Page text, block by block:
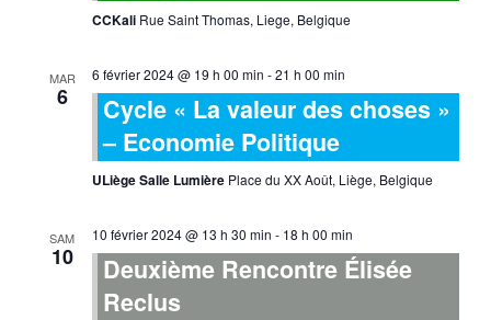
CCKali Rue Saint Thomas, Liege, Belgique
MAR
6
6 février 2024 @ 19 h 00 min -21 h 00 min
Cycle « La valeur des choses »
– Economie Politique
ULiège Salle Lumière Place du XX Août, Liège, Belgique
SAM
10
10 février 2024 @ 13 h 30 min - 18 h 00 min
Deuxième Rencontre Élisée
Reclus